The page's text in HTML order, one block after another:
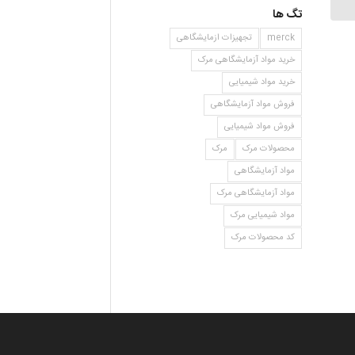
تگ ها
merck
تجهیزات ازمایشگاهی
خرید مواد آزمایشگاهی مرک
خرید مواد شیمیایی
فروش مواد آزمایشگاهی
فروش مواد شیمیایی
محصولات مرک
مرک
مواد آزمایشگاهی
مواد آزمایشگاهی مرک
مواد شیمیایی مرک
کد محصولات مرک